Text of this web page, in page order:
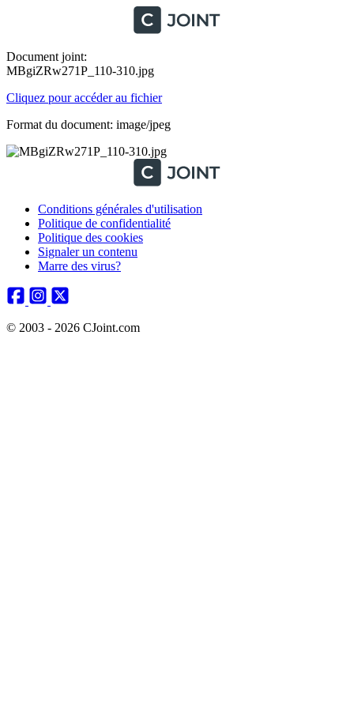
Document joint:
MBgiZRw271P_110-310.jpg
Cliquez pour accéder au fichier
Format du document: image/jpeg
Conditions générales d'utilisation
Politique de confidentialité
Politique des cookies
Signaler un contenu
Marre des virus?
© 2003 - 2026 CJoint.com